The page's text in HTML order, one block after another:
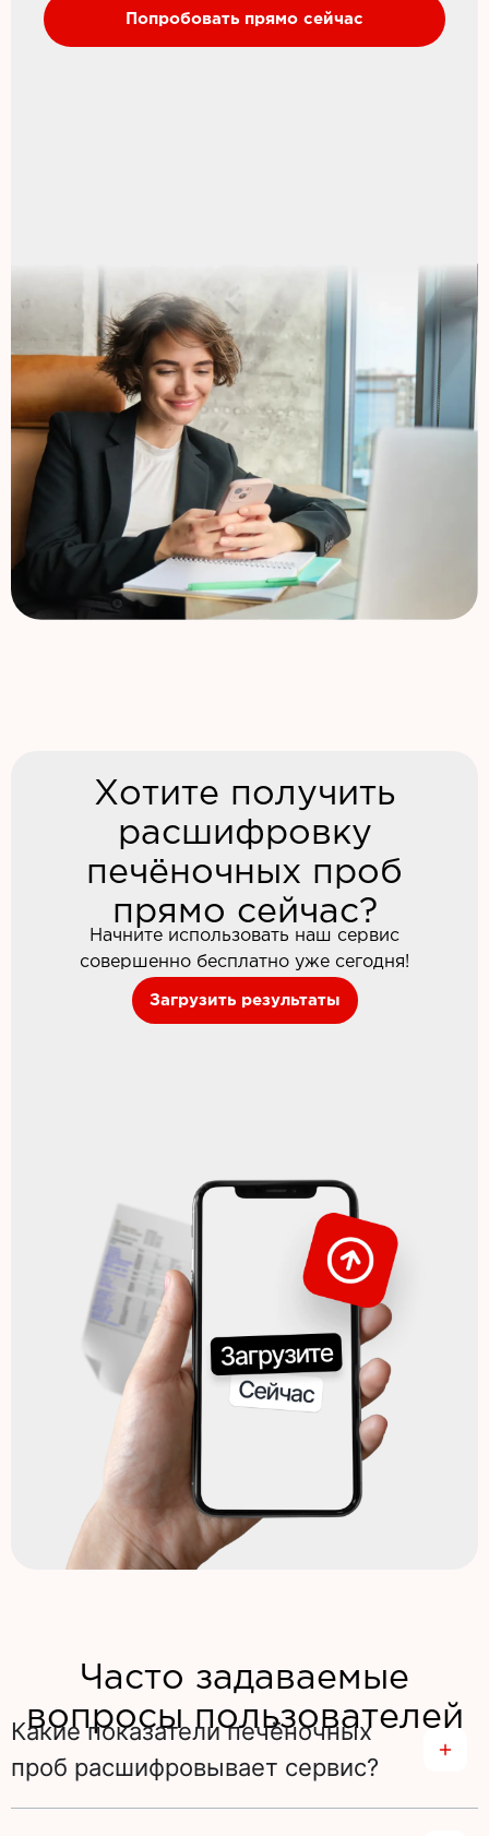
Попробовать прямо сейчас
Хотите получить
расшифровку
печёночных проб
прямо сейчас?
Начните использовать наш сервис
совершенно бесплатно уже сегодня!
Загрузить результаты
Часто задаваемые
вопросы пользователей
Какие показатели печёночных
проб расшифровывает сервис?